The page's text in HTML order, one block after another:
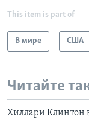
This item is part of
В мире США
Читайте
Хиллари Клинтон